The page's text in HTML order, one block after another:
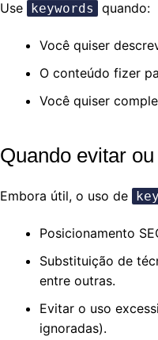
Use keywords quando:
Você quiser
O conteúdo fizer
Você quiser
Quando evitar
Embora útil, o uso de
Posicionamento
Substituição de
entre outras.
Evitar o uso
ignoradas).